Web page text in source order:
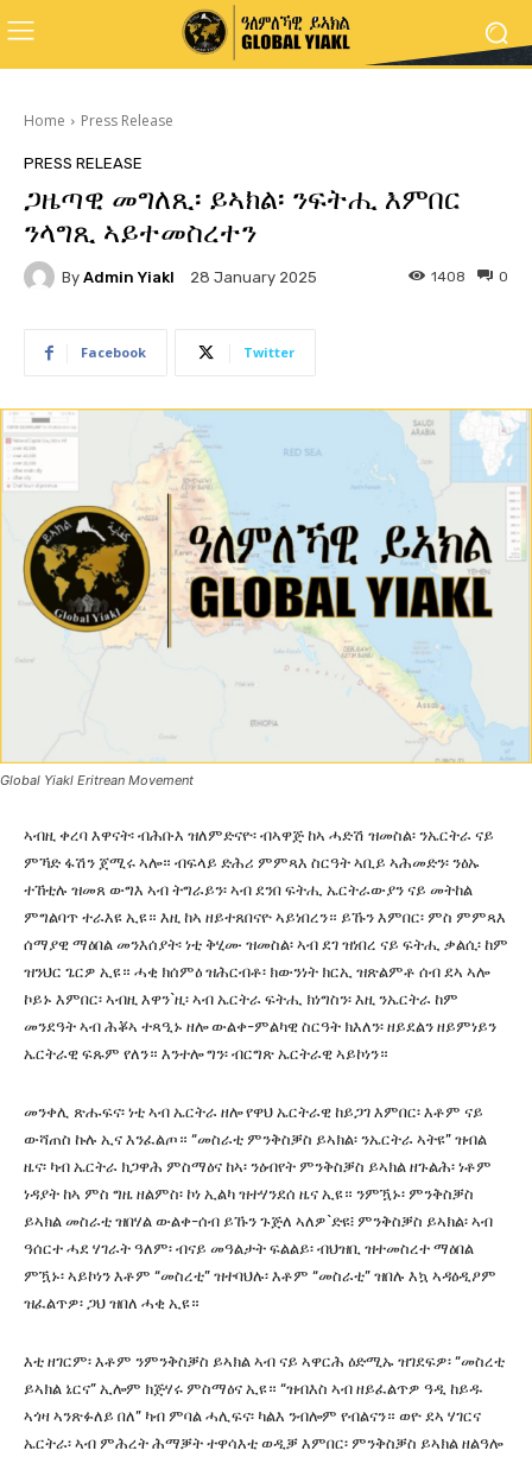
Home Press Release
PRESS RELEASE
ጋዜጣዊ መግለጺ፡ ይኣክል፡ ንፍትሒ እምበር
ንላግጺ ኣይተመስረተን
By Admin Yiakl 28 January 2025 0
1408
Facebook Twitter
Global Yiakl Eritrean Movement
ኣብዚ ቀረባ እዋናት፡ ብሕቡእ ዝለምድናዮ፡ ብኣዋጅ ከኣ ሓድሽ ዝመስል፡ ንኤርትራ ናይ
ምኻድ ፋሽን ጀሚሩ ኣሎ። ብፍላይ ድሕሪ ምምጻእ ስርዓት ኣቢይ ኣሕመድን፡ ንዕኡ
ተኸቲሉ ዝመጸ ውግእ ኣብ ትግራይን፡ ኣብ ደንበ ፍትሒ ኤርትራውያን ናይ መትከል
ምግልባጥ ተራእዩ ኢዩ። እዚ ከኣ ዘይተጸበናዮ ኣይነበረን። ይኹን እምበር፡ ምስ ምምጻእ
ሰማያዊ ማዕበል መንእሰያት፡ ነቲ ቅሂሙ ዝመስል፡ ኣብ ደገ ዝነበረ ናይ ፍትሒ ቃልሲ፡ ከም
ዝንህር ጌርዎ ኢዩ። ሓቂ ክሰምዕ ዝሕርብቶ፡ ክውንነት ክርኢ ዝጽልምቶ ሰብ ደኣ ኣሎ
ኮይኑ እምበር፡ ኣብዚ እዋን`ዚ፡ ኣብ ኤርትራ ፍትሒ ክነግስን፡ እዚ ንኤርትራ ከም
መንደዓት ኣብ ሕቖኣ ተጻዒኑ ዘሎ ውልቀ-ምልካዊ ስርዓት ክእለን፡ ዘይደልን ዘይምነይን
ኤርትራዊ ፍጹም የለን። እንተሎ ግን፡ ብርግጽ ኤርትራዊ ኣይኮነን።
መንቀሊ ጽሑፍና፡ ነቲ ኣብ ኤርትራ ዘሎ የዋህ ኤርትራዊ ከይጋገ እምበር፡ እቶም ናይ
ውሻጠስ ኩሉ ኢና እንፈልጦ። “መስራቲ ምንቅስቓስ ይኣክል፡ ንኤርትራ ኣትዩ” ዝብል
ዜና፡ ካብ ኤርትራ ክጋዋሕ ምስማዕና ከኣ፡ ንዕብየት ምንቅስቓስ ይኣክል ዘጉልሕ፡ ነቶም
ነዳያት ከኣ ምስ ግዜ ዘልምስ፡ ኮነ ኢልካ ዝተሃንደሰ ዜና ኢዩ። ንምዃኑ፡ ምንቅስቓስ
ይኣክል መስራቲ ዝበሃል ውልቀ-ሰብ ይኹን ጉጅለ ኣለዎ`ድዩ፧ ምንቅስቓስ ይኣክል፡ ኣብ
ዓሰርተ ሓደ ሃገራት ዓለም፡ ብናይ መዓልታት ፍልልይ፡ ብህዝቢ ዝተመስረተ ማዕበል
ምዃኑ፡ ኣይኮነን እቶም “መስረቲ” ዝተባህሉ፡ እቶም “መስራቲ” ዝበሉ እኳ ኣዳዕዲዖም
ዝፈልጥዎ፡ ጋህ ዝበለ ሓቂ ኢዩ።
እቲ ዘገርም፡ እቶም ንምንቅስቓስ ይኣክል ኣብ ናይ ኣዋርሕ ዕድሚኡ ዝገደፍዎ፡ “መስረቲ
ይኣክል ኔርና” ኢሎም ክጅሃሩ ምስማዕና ኢዩ። “ዝብእስ ኣብ ዘይፈልጥዎ ዓዲ ከይዱ
ኣጎዛ ኣንጽፉለይ በለ” ካብ ምባል ሓሊፍና፡ ካልእ ንብሎም የብልናን። ወዮ ደኣ ሃገርና
ኤርትራ፡ ኣብ ምሕረት ሕማቓት ተዋሳእቲ ወዲቓ እምበር፡ ምንቅስቓስ ይኣክል ዘልዓሎ